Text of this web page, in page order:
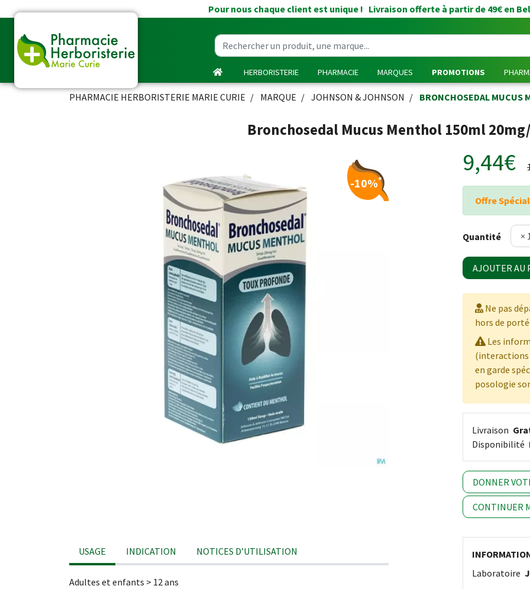
Pour nous chaque client est unique ! Livraison offerte à partir de 49€ en
HERBORISTERIE PHARMACIE MARQUES PROMOTIONS
PHARMACIE HERBORISTERIE MARIE CURIE MARQUE JOHNSON & JOHNSON BRONCHOSEDAL MUCUS
Bronchosedal Mucus Menthol 150ml
-10%*
9,44€
Offre
Quantité
AJOUTER AU
Ne pas
hors de
Les
(interactions
en garde
posologie
Livraison
Disponibilité
DONNER
CONTINUER
USAGE INDICATION NOTICES D’UTILISATION
Adultes et enfants > 12 ans
Laboratoire